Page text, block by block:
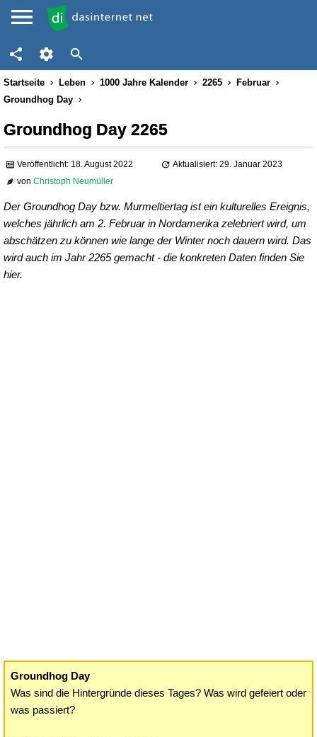
Startseite Leben 1000 Jahre Kalender 2265
Februar
Groundhog Day
Groundhog Day 2265
Veröffentlicht: 18. August 2022
Aktualisiert: 29. Januar 2023
vonChristoph Neumüller
Der Groundhog Day bzw. Murmeltiertag ist ein kulturelles Ereignis,
welches jährlich am 2. Februar in Nordamerika zelebriert wird, um
abschätzen zu können wie lange der Winter noch dauern wird. Das
wird auch im Jahr 2265 gemacht - die konkreten Daten finden Sie
hier.
Groundhog Day
Was sind die Hintergründe dieses Tages? Was wird gefeiert oder
was passiert?